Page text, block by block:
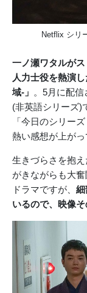
Netflix シリ
一ノ瀬ワタルが
人力士役を熱演
域-」 。5月に配
(非英語シリーズ)
「今日のシリー
熱い感想が上がっ
生きづらさを抱
がきながらも大
ドラマですが、 細
いるので、映像そ